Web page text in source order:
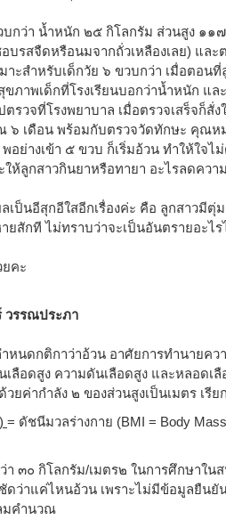
บกว่า น้ำหนัก ๒๕ กิโลกรัม ส่วนสูง ๑๑
บรสจืดหรือนมจากถั่วเหลืองเลย) แล
าะสำหรับเด็กวัย ๖ ขวบกว่า เมื่อตอน
ขภาพเด็กที่โรงเรียนบอกว่าน้ำหนัก แ
รวจที่โรงพยาบาล เมื่อตรวจเสร็จก็สั่
๖ เดือน พร้อมกับตรวจวัดทักษะ คุณ
อย่างเข้า ๕ ขวบ ก็เริ่มอ้วน ทำให้ใจไ
ให้ลูกสาวกินยาหรือทายา อะไรลดคว
เป็นอีสุกอีใสอีกเรื่องค่ะ คือ ลูกสาวมีตุ่
ยสักที ไม่ทราบว่าจะเป็นอันตรายอะไ
คะ
วรรณประภา
หนดกติกาว่าอ้วน อาศัยการทำนายคว
เลือดสูง ความดันเลือดสูง และหลอดเ
วยค่ากำลัง ๒ ของส่วนสูงเป็นเมตร เรี
= ดัชนีมวลร่างกาย (BMI = Body
า ๓๐ กิโลกรัม/เมตร๒ ในการศึกษาใน
ดว่าแค่ไหนอ้วน เพราะไม่มีข้อมูลยืนยั
มคำนวณ